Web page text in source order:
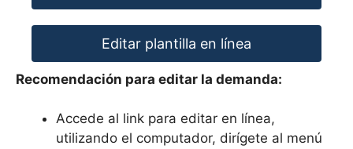
Editar plantilla en línea
Recomendación para editar la demanda:
Accede al link para editar en línea,
utilizando el computador, dirígete al menú